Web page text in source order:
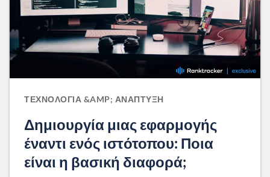
ΤΕΧΝΟΛΟΓΊΑ &AMP; ΑΝΆΠΤΥΞΗ
Δημιουργία μιας εφαρμογής
έναντι ενός ιστότοπου: Ποια
είναι η βασική διαφορά;